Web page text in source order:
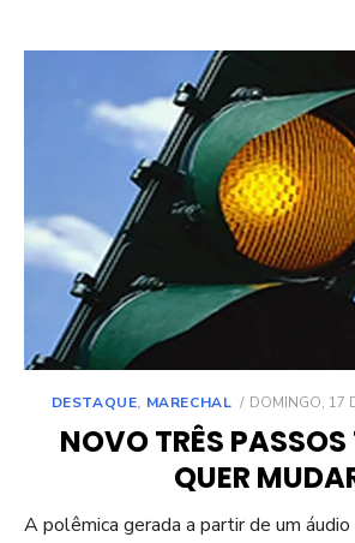
DESTAQUE, MARECHAL
POSTED
DOMINGO, 17
NOVO TRÊS
QUER
A polêmica gerada a partir de um